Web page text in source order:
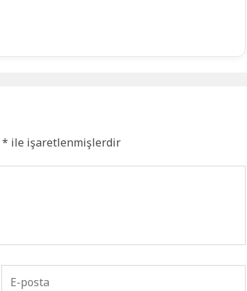
* ile işaretlenmişlerdir